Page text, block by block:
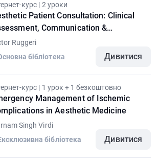
курс | 2 уроки
Patient Consultation: Clinical
Communication &
Protocols
Ruggeri
бібліотека
Дивитися
курс | 1 урок + 1 безкоштовно
Management of Ischemic
in Aesthetic Medicine
Singh Virdi
бібліотека
Дивитися